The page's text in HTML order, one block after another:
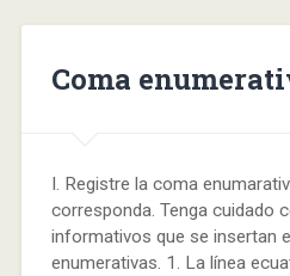
Coma
I. Registre la coma
corresponda. Tenga cuidado
informativos que se insertan
enumerativas. 1. La línea